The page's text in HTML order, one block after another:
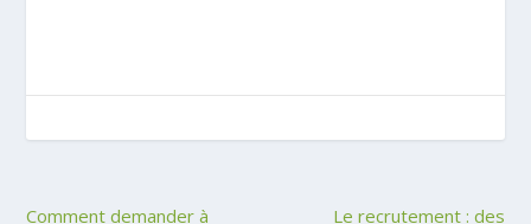
Comment demander à
Le recrutement : des